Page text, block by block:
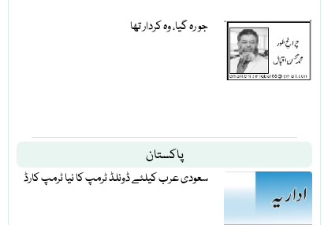
جو رہ گیا، وہ کردار تھا
پاکستان
سعودی عرب کیلئے ڈونلڈ ٹرمپ کا نیا ٹرمپ کارڈ